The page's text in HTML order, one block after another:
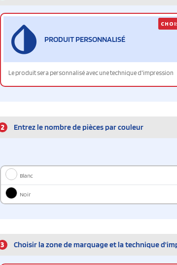
PRODUIT PERSONNALISÉ
Le produit sera personnalisé avec une technique d'impression
2 Entrez le nombre de pièces par couleur
Blanc
Noir
3 Choisir la zone de marquage et la technique